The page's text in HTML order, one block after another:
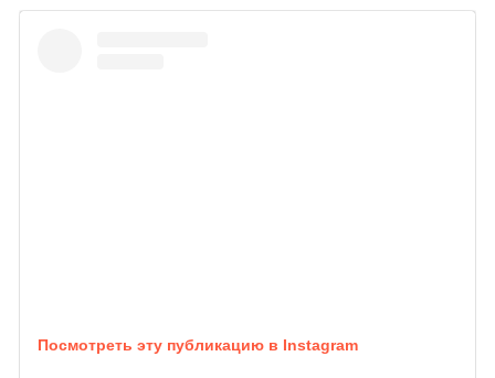
Посмотреть эту публикацию в Instagram